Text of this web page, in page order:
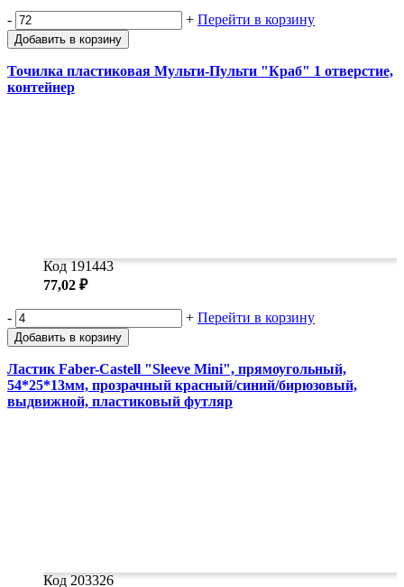
- + Перейти в корзину
Добавить в корзину
Точилка пластиковая Мульти-Пульти "Краб" 1 отверстие,
контейнер
Код 191443
77,02 ₽
- + Перейти в корзину
Добавить в корзину
Ластик Faber-Castell "Sleeve Mini", прямоугольный,
54*25*13мм, прозрачный красный/синий/бирюзовый,
выдвижной, пластиковый футляр
Код 203326